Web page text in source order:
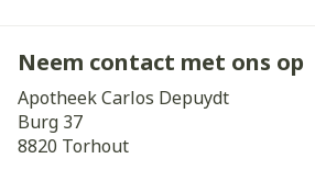
Neem contact met ons op
Apotheek Carlos Depuydt
Burg 37
8820 Torhout